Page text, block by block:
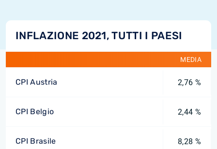
INFLAZIONE 2021, TUTTI I PAESI
MEDIA
CPI Austria 2,76 %
CPI Belgio 2,44 %
CPI Brasile 8,28 %